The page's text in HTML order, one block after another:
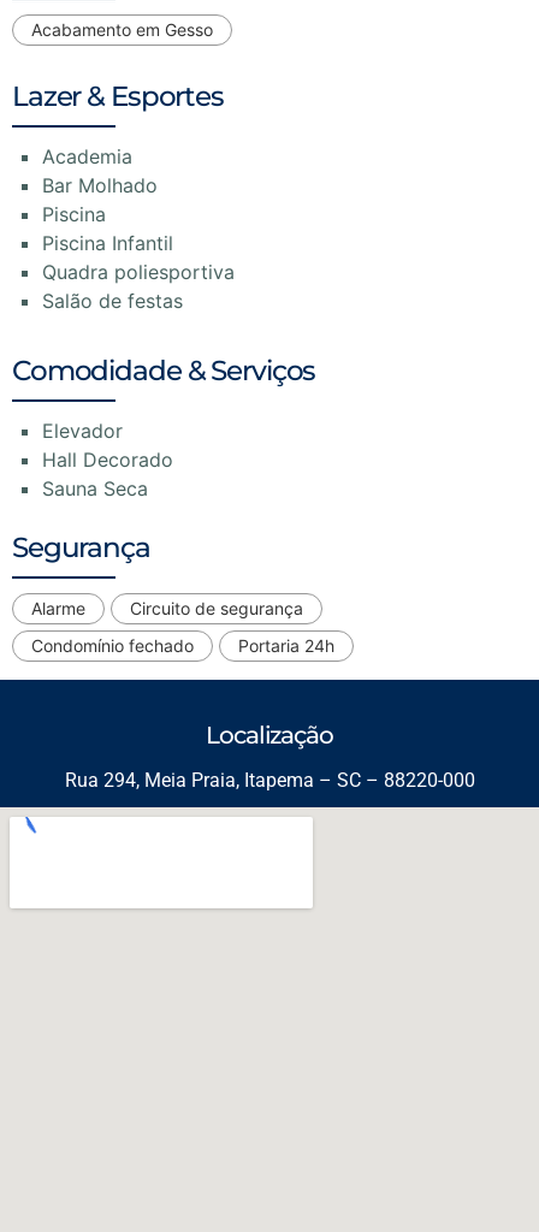
Acabamento em Gesso
Lazer & Esportes
Academia
Bar Molhado
Piscina
Piscina Infantil
Quadra poliesportiva
Salão de festas
Comodidade & Serviços
Elevador
Hall Decorado
Sauna Seca
Segurança
Alarme
Circuito de segurança
Condomínio fechado
Portaria 24h
Localização
Rua 294, Meia Praia, Itapema – SC – 88220-000